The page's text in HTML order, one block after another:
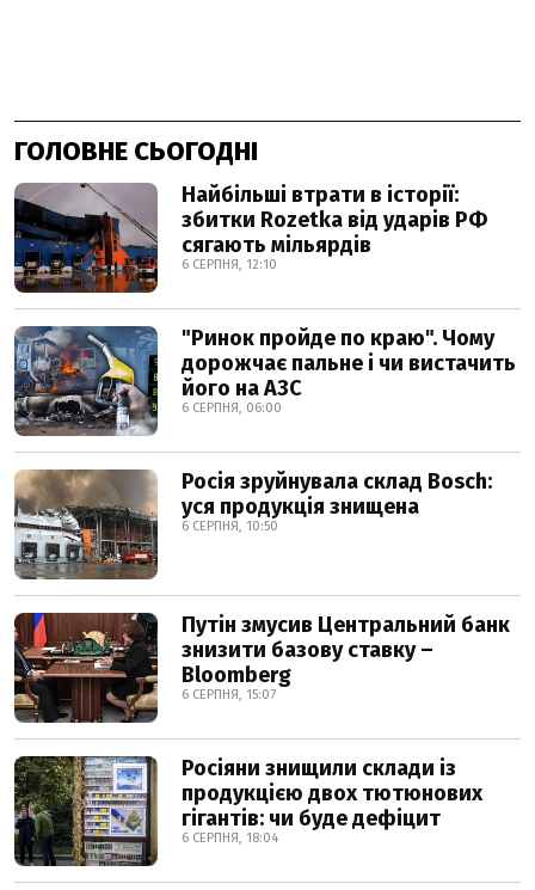
ГОЛОВНЕ СЬОГОДНІ
Найбільші втрати в історії:
збитки Rozetka від ударів РФ
сягають мільярдів
6 СЕРПНЯ, 12:10
"Ринок пройде по краю". Чому
дорожчає пальне і чи вистачить
його на АЗС
6 СЕРПНЯ, 06:00
Росія зруйнувала склад Bosch:
уся продукція знищена
6 СЕРПНЯ, 10:50
Путін змусив Центральний банк
знизити базову ставку –
Bloomberg
6 СЕРПНЯ, 15:07
Росіяни знищили склади із
продукцією двох тютюнових
гігантів: чи буде дефіцит
6 СЕРПНЯ, 18:04